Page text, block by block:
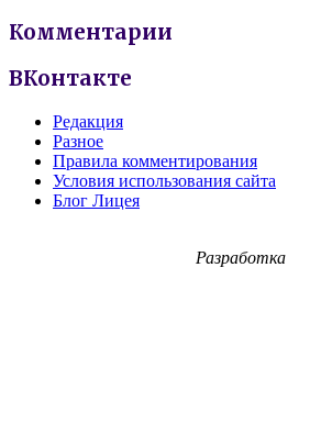
Комментарии
ВКонтакте
Редакция
Разное
Правила комментирования
Условия использования сайта
Блог Лицея
Разработка